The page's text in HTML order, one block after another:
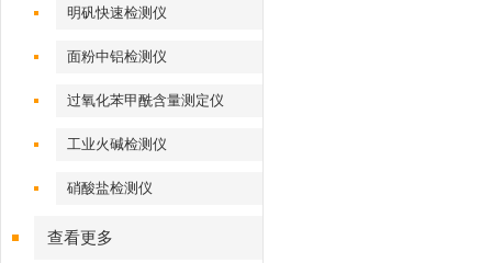
明矾快速检测仪
面粉中铝检测仪
过氧化苯甲酰含量测定仪
工业火碱检测仪
硝酸盐检测仪
查看更多